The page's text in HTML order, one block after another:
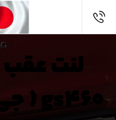
لنت
gs۴۶۰ ( جی اس ۴۶۰ )